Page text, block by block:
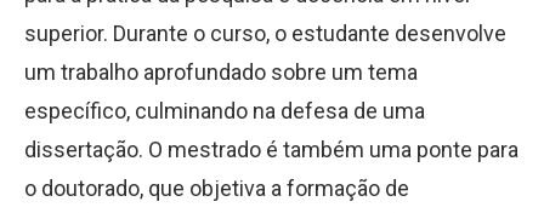
superior. Durante o curso, o estudante desenvolve
um trabalho aprofundado sobre um tema
específico, culminando na defesa de uma
dissertação. O mestrado é também uma ponte para
o doutorado, que objetiva a formação de